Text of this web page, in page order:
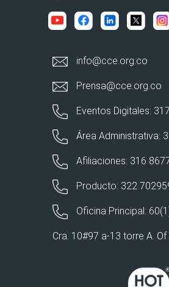
info@cce.org.co
Prensa@cce.org.co
Eventos Digitales:
Área Administrativa:
Afiliaciones: 316
Producto: 322
Oficina Principal:
Cra. 10#97 a-13 torre A.